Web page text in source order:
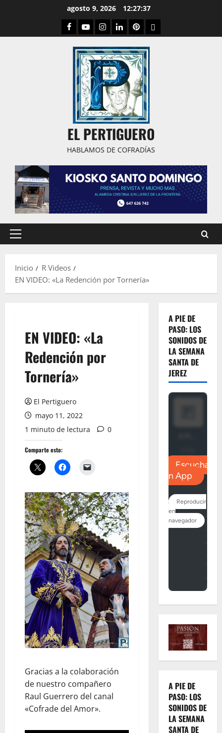
agosto 9, 2026 12:27:38
Facebook
YoutubeInstagram
LinkedPinterestDribbble
EL PERTIGUERO
HABLAMOS DE COFRADÍAS
Menú
Inicio
R Videos
EN VIDEO: «La Redención por Tornería»
EN VIDEO: «La
Redención por
Tornería»
El Pertiguero
mayo 11, 2022
1 minuto de lectura
0
Comparte esto:
Gracias a la colaboración
de nuestro compañero
Raul Guerrero del canal
«Cofrade del Amor».
A PIE DE
PASO: LOS
SONIDOS DE
LA SEMANA
SANTA DE
JEREZ
A PIE DE
PASO: LOS
SONIDOS DE
LA SEMANA
SANTA DE